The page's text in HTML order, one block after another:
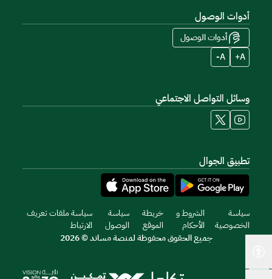
أدوات الوصول
أدوات الوصول
A+
A-
وسائل التواصل الاجتماعي
تطبيق الجوال
سياسة
الخصوصية
الشروط و
الأحكام
خريطة
الموقع
سياسة
الوصول
سياسة ملفات تعريف
الارتباط
جميع الحقوق محفوظة لمنصة مساند © 2026